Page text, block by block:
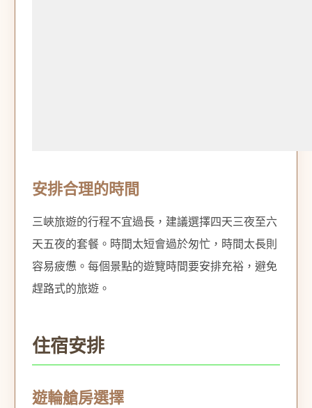
安排合理的時間
三峽旅遊的行程不宜過長，建議選擇四天三夜至六
天五夜的套餐。時間太短會過於匆忙，時間太長則
容易疲憊。每個景點的遊覽時間要安排充裕，避免
趕路式的旅遊。
住宿安排
遊輪艙房選擇